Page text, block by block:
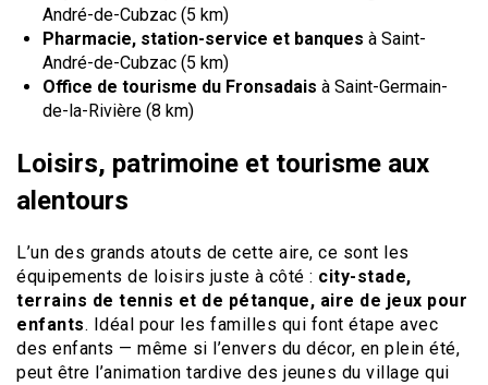
André-de-Cubzac (5 km)
Pharmacie, station-service et banques à Saint-
André-de-Cubzac (5 km)
Office de tourisme du Fronsadais à Saint-Germain-
de-la-Rivière (8 km)
Loisirs, patrimoine et tourisme aux
alentours
L’un des grands atouts de cette aire, ce sont les
équipements de loisirs juste à côté : city-stade,
terrains de tennis et de pétanque, aire de jeux pour
enfants. Idéal pour les familles qui font étape avec
des enfants — même si l’envers du décor, en plein été,
peut être l’animation tardive des jeunes du village qui